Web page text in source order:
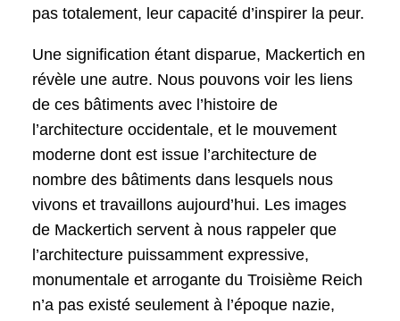
pas totalement, leur capacité d’inspirer la peur.
Une signification étant disparue, Mackertich en
révèle une autre. Nous pouvons voir les liens
de ces bâtiments avec l’histoire de
l’architecture occidentale, et le mouvement
moderne dont est issue l’architecture de
nombre des bâtiments dans lesquels nous
vivons et travaillons aujourd’hui. Les images
de Mackertich servent à nous rappeler que
l’architecture puissamment expressive,
monumentale et arrogante du Troisième Reich
n’a pas existé seulement à l’époque nazie,